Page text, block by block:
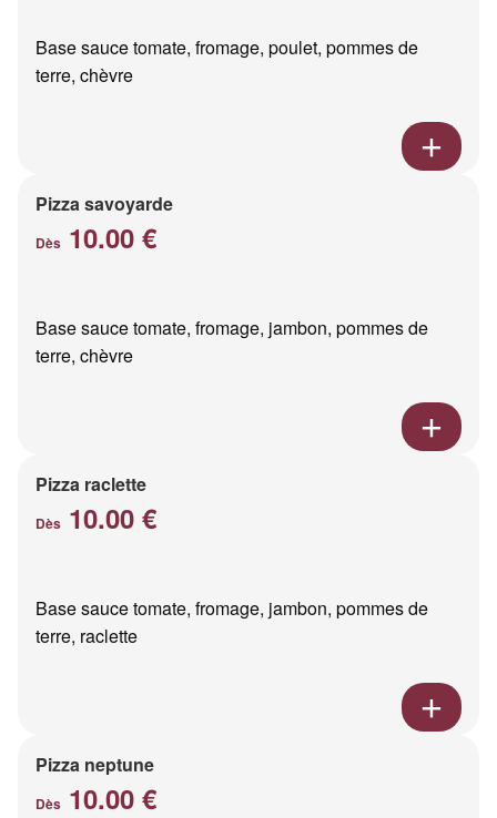
Base sauce tomate, fromage, poulet, pommes de
terre, chèvre
Pizza savoyarde
Dès 10.00 €
Base sauce tomate, fromage, jambon, pommes de
terre, chèvre
Pizza raclette
Dès 10.00 €
Base sauce tomate, fromage, jambon, pommes de
terre, raclette
Pizza neptune
Dès 10.00 €